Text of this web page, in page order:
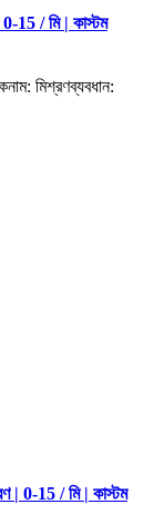
15 / মি | কাস্টম
মিশ্রণব্যবধান:
| 0-15 / মি | কাস্টম